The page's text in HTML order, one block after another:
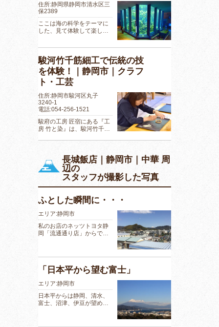
住所:静岡県静岡市清水区三
保2389
ここは海の科学をテーマに
した、見て体験して楽し…
駿河竹千筋細工で伝統の技
を体験！｜静岡市｜クラフ
ト・工芸
住所:静岡市駿河区丸子
3240-1
電話:054-256-1521
駿府の工房 匠宿にある『工
房 竹と染』は、駿河竹千…
長城飯店｜静岡市｜中華 周
辺の
スタッフが撮影した写真
ふとした瞬間に・・・
エリア:静岡市
私のお店のネッツトヨタ静
岡「流通通り店」からで…
「日本平から望む富士」
エリア:静岡市
日本平からは静岡、清水、
富士、沼津、伊豆が望め…